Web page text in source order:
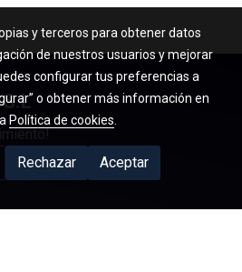
S.L
y terceros para obtener datos
de nuestros usuarios y mejorar
configurar tus preferencias a
o obtener más información en
Política de cookies
Rechazar Aceptar